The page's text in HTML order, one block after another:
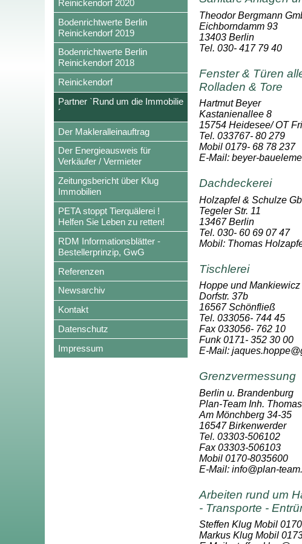
Reinickendorf 2020
Bodenrichtwerte Berlin
Reinickendorf 2019
Bodenrichtwerte Berlin
Reinickendorf 2018
Reinickendorf
Partner `Rund um die Immobilie
´
Der Makleralleinauftrag
Der Energieausweis für
Verkäufer / Vermieter
Zeitungsbericht über Klug
Immobilien
PETA stoppt Tierquälerei !
Helfen Sie Leben zu retten!
RDM Informationsblätter -
Bestellerprinzip, GwG
Referenzen
Newsarchiv
Kontakt
Datenschutz
Impressum
Theodor Bergmann
Eichborndamm 93
13403 Berlin
Tel. 030- 417 79 40
Fenster & Türen
Rolladen & Tore
Hartmut Beyer
Kastanienallee 8
15754 Heidesee/ OT
Tel. 033767- 80 279
Mobil 0179- 68 78 237
E-Mail: beyer-
Dachdeckerei
Holzapfel & Schulze
Tegeler Str. 11
13467 Berlin
Tel. 030- 60 69 07 47
Mobil: Thomas
Tischlerei
Hoppe und Mankiewicz
Dorfstr. 37b
16567 Schönfließ
Tel. 033056- 744 45
Fax 033056- 762 10
Funk 0171- 352 30 00
E-Mail:
Grenzvermessung
Berlin u. Brandenburg
Plan-Team Inh.
Am Mönchberg 34-35
16547 Birkenwerder
Tel. 03303-506102
Fax 03303-506103
Mobil 0170-8035600
E-Mail: info@plan-
Arbeiten rund um
- Transporte -
Steffen Klug Mobil
Markus Klug Mobil